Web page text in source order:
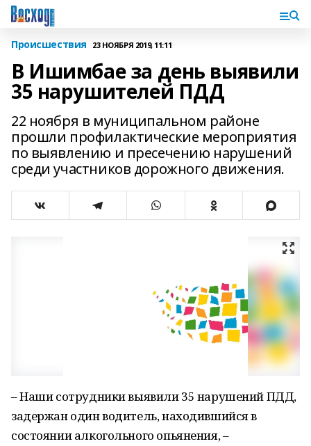
Происшествия 23 НОЯБРЯ 2019, 11:11
В Ишимбае за день выявили
35 нарушителей ПДД
22 ноября в муниципальном районе
прошли профилактические мероприятия
по выявлению и пресечению нарушений
среди участников дорожного движения.
– Наши сотрудники выявили 35 нарушений ПДД,
задержан один водитель, находившийся в
состоянии алкогольного опьянения, –